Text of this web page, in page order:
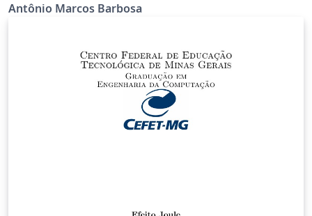
Antônio Marcos Barbosa